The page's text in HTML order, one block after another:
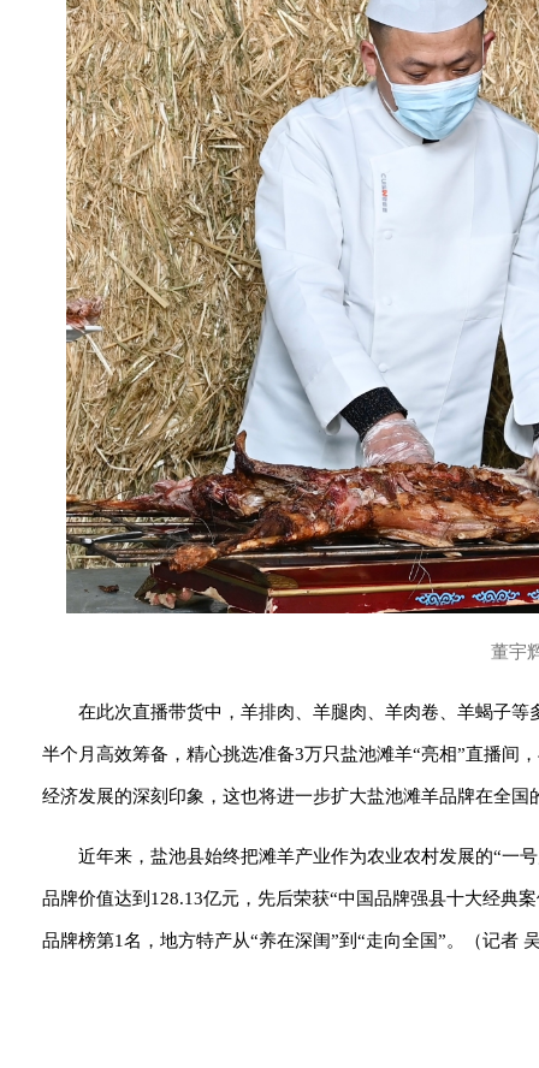
董宇
在此次直播带货中，羊排肉、羊腿肉、羊肉卷、羊蝎子
半个月高效筹备，精心挑选准备3万只盐池滩羊“亮相”直播间
经济发展的深刻印象，这也将进一步扩大盐池滩羊品牌在全
近年来，盐池县始终把滩羊产业作为农业农村发展的“一
品牌价值达到128.13亿元，先后荣获“中国品牌强县十大经典
品牌榜第1名，地方特产从“养在深闺”到“走向全国”。（记者